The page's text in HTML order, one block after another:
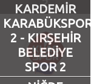
Bisiklet
Diğer Sporlar
2
KARDEMİR
KARABÜKSPOR
2 - KIRŞEHİR
BELEDİYE
SPOR 2